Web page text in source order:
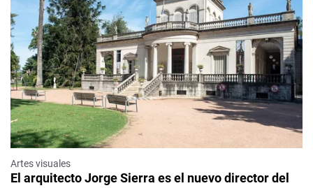
Artes visuales
El arquitecto Jorge Sierra es el nuevo director del